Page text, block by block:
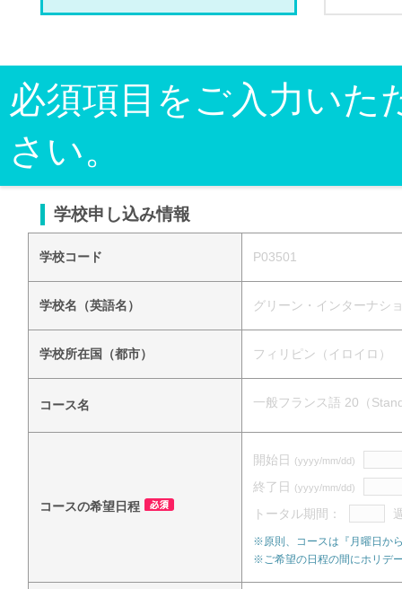
必須項目をご入力いた
さい。
学校申し込み情報
学校コード P03501
学校名（英語名） グリーン・インターナシ
学校所在国（都市） フィリピン（イロイロ）
コース名 一般フランス語 20（
コースの希望日程
開始日 (yyyy/mm/dd)
終了日 (yyyy/mm/dd)
トータル期間：
※原則、コースは『月曜日か
※ご希望の日程の間にホリデ